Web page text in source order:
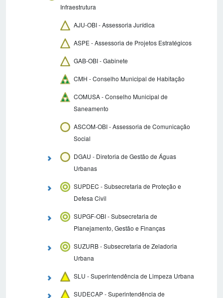
Infraestrutura
AJU-OBI - Assessoria Jurídica
ASPE - Assessoria de Projetos Estratégicos
GAB-OBI - Gabinete
CMH - Conselho Municipal de Habitação
COMUSA - Conselho Municipal de
Saneamento
ASCOM-OBI - Assessoria de Comunicação
Social
DGAU - Diretoria de Gestão de Águas
Urbanas
SUPDEC - Subsecretaria de Proteção e
Defesa Civil
SUPGF-OBI - Subsecretaria de
Planejamento, Gestão e Finanças
SUZURB - Subsecretaria de Zeladoria
Urbana
SLU - Superintendência de Limpeza Urbana
SUDECAP - Superintendência de